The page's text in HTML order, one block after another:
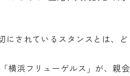
にされているスタンスとは、ど
横浜フリューゲルス」が、親会